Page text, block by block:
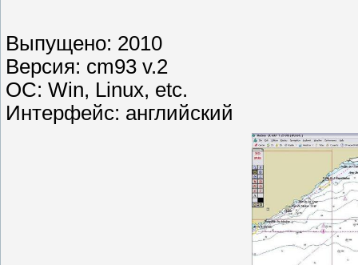
Выпущено: 2010
Версия: cm93 v.2
ОС: Win, Linux, etc.
Интерфейс: английский